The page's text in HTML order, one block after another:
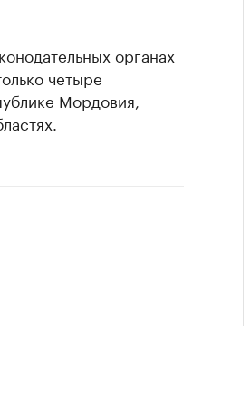
органах
четыре
Мордовия,